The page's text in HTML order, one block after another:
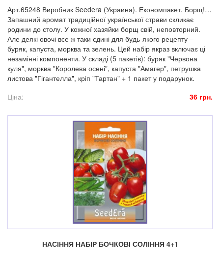
Арт.65248 Виробник Seedera (Украина). Економпакет. Борщ!…
Запашний аромат традиційної української страви скликає
родини до столу. У кожної хазяйки борщ свій, неповторний.
Але деякі овочі все ж таки єдині для будь-якого рецепту –
буряк, капуста, морква та зелень. Цей набір якраз включає ці
незамінні компоненти. У складі (5 пакетів): буряк "Червона
куля", морква "Королева осені", капуста "Амагер", петрушка
листова "Гігантелла", кріп "Тартан" + 1 пакет у подарунок.
Ціна:
36 грн.
НАСІННЯ НАБІР БОЧКОВІ СОЛІННЯ 4+1